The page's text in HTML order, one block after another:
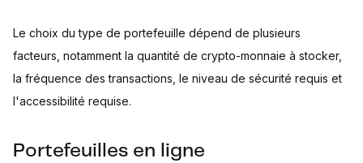
Le choix du type de portefeuille dépend de plusieurs
facteurs, notamment la quantité de crypto-monnaie à stocker,
la fréquence des transactions, le niveau de sécurité requis et
l'accessibilité requise.
Portefeuilles en ligne